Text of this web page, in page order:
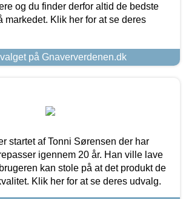
og du finder derfor altid de bedste
markedet. Klik her for at se deres
på Gnaververdenen.dk
startet af Tonni Sørensen der har
igennem 20 år. Han ville lave
kan stole på at det produkt de
Klik her for at se deres udvalg.